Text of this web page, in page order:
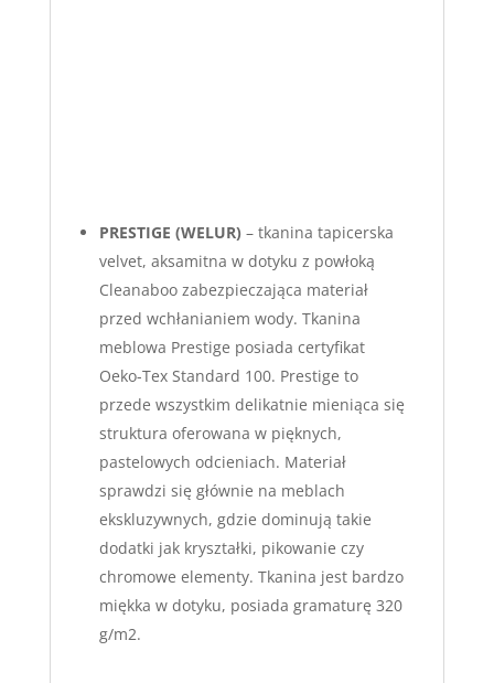
PRESTIGE (WELUR) – tkanina tapicerska
velvet, aksamitna w dotyku z powłoką
Cleanaboo zabezpieczająca materiał
przed wchłanianiem wody. Tkanina
meblowa Prestige posiada certyfikat
Oeko-Tex Standard 100. Prestige to
przede wszystkim delikatnie mieniąca się
struktura oferowana w pięknych,
pastelowych odcieniach. Materiał
sprawdzi się głównie na meblach
ekskluzywnych, gdzie dominują takie
dodatki jak kryształki, pikowanie czy
chromowe elementy. Tkanina jest bardzo
miękka w dotyku, posiada gramaturę 320
g/m2.